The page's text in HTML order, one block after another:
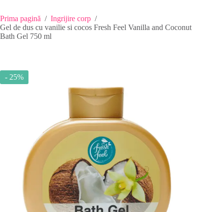
Prima pagină / Ingrijire corp /
Gel de dus cu vanilie si cocos Fresh Feel Vanilla and Coconut
Bath Gel 750 ml
- 25%